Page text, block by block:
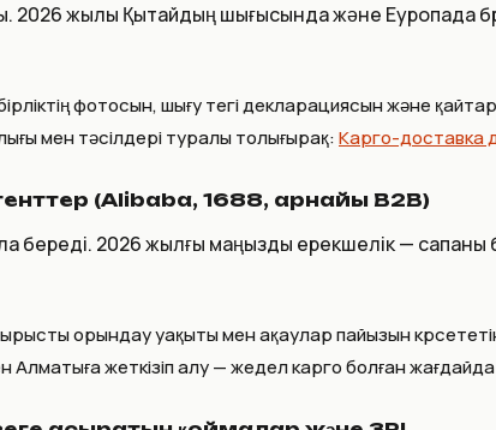
2026 жылы Қытайдың шығысында және Еуропада
фотосын, шығу тегі декларациясын және
мен тәсілдері туралы толығырақ:Карго-доставка
(Alibaba, 1688, арнайы B2B)
береді. 2026 жылғы маңызды ерекшелік —
орындау уақыты мен ақаулар пайызын көрсететін
жеткізіп алу — жедел карго болған жағдайда